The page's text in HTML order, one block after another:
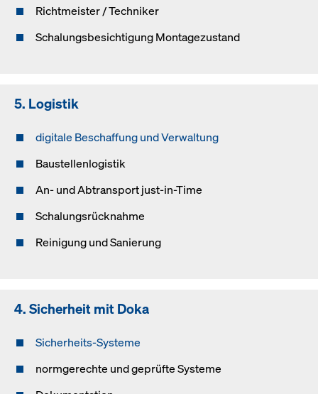
Richtmeister / Techniker
Schalungsbesichtigung Montagezustand
5. Logistik
digitale Beschaffung und Verwaltung
Baustellenlogistik
An- und Abtransport just-in-Time
Schalungsrücknahme
Reinigung und Sanierung
4. Sicherheit mit Doka
Sicherheits-Systeme
normgerechte und geprüfte Systeme